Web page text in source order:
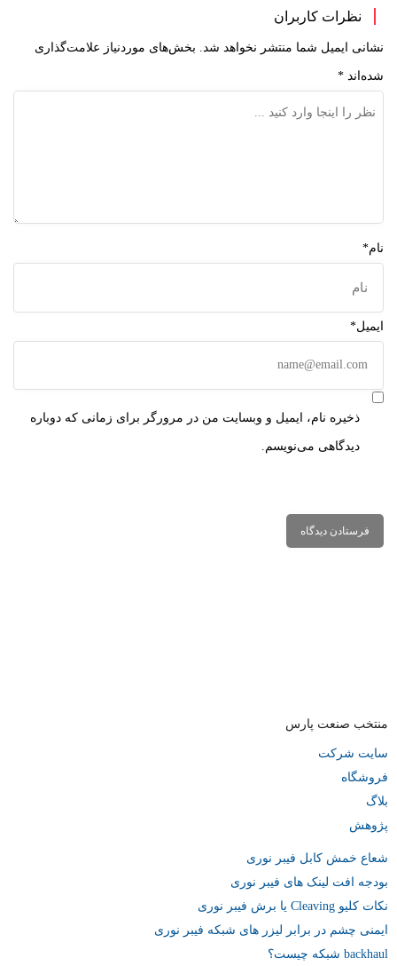
نظرات کاربران
نشانی ایمیل شما منتشر نخواهد شد. بخش‌های موردنیاز علامت‌گذاری
شده‌اند*
نام*
ایمیل*
ذخیره نام، ایمیل و وبسایت من در مرورگر برای زمانی که دوباره
دیدگاهی می‌نویسم.
منتخب صنعت پارس
سایت شرکت
فروشگاه
بلاگ
پژوهش
شعاع خمش کابل فیبر نوری
بودجه افت لینک های فیبر نوری
نکات کلیو Cleaving یا برش فیبر نوری
ایمنی چشم در برابر لیزر های شبکه فیبر نوری
backhaul شبکه چیست؟